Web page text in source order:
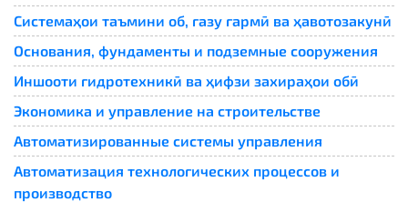
Системаҳои таъмини об, газу гармӣ ва ҳавотозакунӣ
Основания, фундаменты и подземные сооружения
Иншооти гидротехникӣ ва ҳифзи захираҳои обӣ
Экономика и управление на строительстве
Автоматизированные системы управления
Автоматизация технологических процессов и
производство